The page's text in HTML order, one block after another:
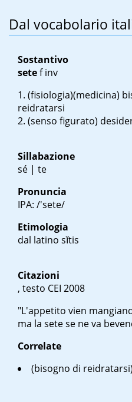
Dal vocabolario
Sostantivo
setef inv
(fisiologia)(medicina)
reidratarsi
(senso figurato)
Sillabazione
sé | te
Pronuncia
IPA: /'sete/
Etimologia
dal latino sĭtis
Citazioni
, testo CEI 2008
"L'appetito vien
ma la sete se ne va
Correlate
(bisogno di reidratarsi)